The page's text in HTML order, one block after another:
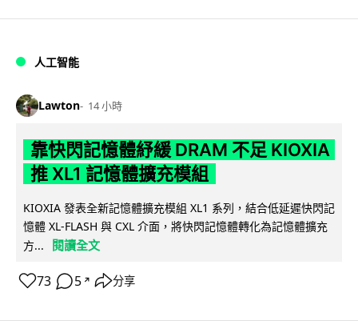
人工智能
Lawton 14 小時
靠快閃記憶體紓緩 DRAM 不足 KIOXIA
推 XL1 記憶體擴充模組
KIOXIA 發表全新記憶體擴充模組 XL1 系列，結合低延遲快閃記
憶體 XL-FLASH 與 CXL 介面，將快閃記憶體轉化為記憶體擴充
方...
閱讀全文
73 5 ↗ 分享